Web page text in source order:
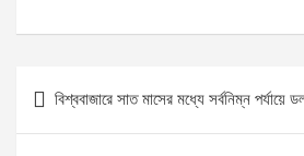
ce
o
se
g
at
A
ar
Post
navigation
বিশ্ববাজারে সাত মাসের মধ্যে সর্বনিম্ন পর্যায়ে